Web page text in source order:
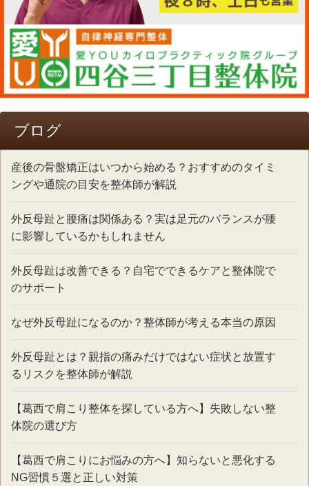
ブログ
産後の骨盤矯正はいつから始める？おすすめのタイミ
ングや通院の目安を整体師が解説
外反母趾と腰痛は関係ある？実は足元のバランスが腰
に影響しているかもしれません
外反母趾は改善できる？自宅でできるケアと整体院で
のサポート
なぜ外反母趾になるのか？整体師が考える本当の原因
外反母趾とは？親指の痛みだけではない症状と放置す
るリスクを整体師が解説
【葛西で肩こり整体を探している方へ】失敗しない整
体院の選び方
【葛西で肩こりにお悩みの方へ】知らないと悪化する
NG習慣５選と正しい対策